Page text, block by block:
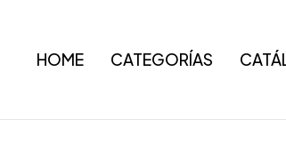
HOME CATEGORÍAS